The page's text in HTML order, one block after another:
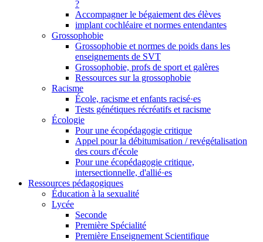
?
Accompagner le bégaiement des élèves
implant cochléaire et normes entendantes
Grossophobie
Grossophobie et normes de poids dans les
enseignements de SVT
Grossophobie, profs de sport et galères
Ressources sur la grossophobie
Racisme
École, racisme et enfants racisé·es
Tests génétiques récréatifs et racisme
Écologie
Pour une écopédagogie critique
Appel pour la débitumisation / revégétalisation
des cours d'école
Pour une écopédagogie critique,
intersectionnelle, d'allié·es
Ressources pédagogiques
Éducation à la sexualité
Lycée
Seconde
Première Spécialité
Première Enseignement Scientifique